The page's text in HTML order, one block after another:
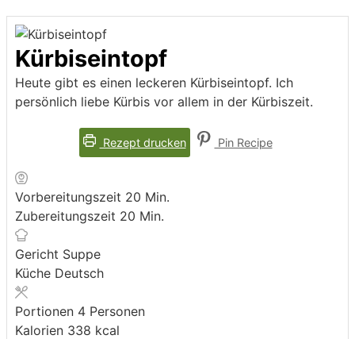
Kürbiseintopf
Heute gibt es einen leckeren Kürbiseintopf. Ich
persönlich liebe Kürbis vor allem in der Kürbiszeit.
Rezept drucken Pin Recipe
Vorbereitungszeit 20 Minuten
Min.
Zubereitungszeit 20 Minuten
Min.
Gericht Suppe
Küche Deutsch
Portionen 4 Personen
Kalorien 338 kcal